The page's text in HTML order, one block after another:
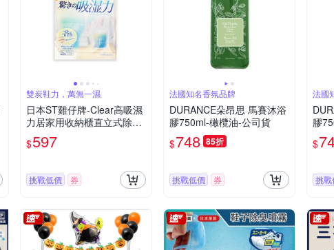
雙炭鞋力，萬無一濕
日本ST雞仔牌-Clear高吸濕
力居家用收納櫃直立式除濕
劑1入/橘袋(吸濕量350ml,輕
巧放置型室內防潮,衣櫃壁櫥
$597
挑戰低價 券
法國知名香氛品牌
DURANCE朵昂思 馬賽沐浴
膠750ml-橄欖油-公司貨
$748 85折
挑戰低價 券
法國
膠
貨
$
挑戰